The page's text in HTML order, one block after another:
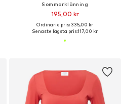
Sommarklänning
195,00 kr
Ordinarie pris: 335,00 kr
Senaste lägsta pris:117,00 kr